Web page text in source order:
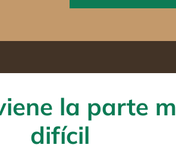
la parte
difícil